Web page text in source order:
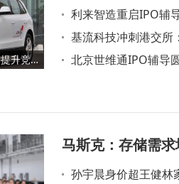
车企优化成本结构：提升竞争力、稳定供应链与铸就品牌价值的关键之举
付赛道能否突围？
利来智造重启IPO辅
冲上市路
基流科技冲刺港交所
跃至百万级
北京世维通IPO辅导
马斯克：存储需
持续上涨成必然
孙宇晨身价超王健林